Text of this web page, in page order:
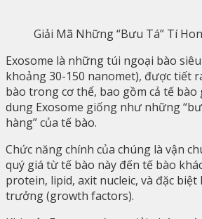
Giải Mã Những “Bưu Tá” Tí
Exosome là những túi ngoại bào
khoảng 30-150 nanomet), được tiết
bào trong cơ thể, bao gồm cả tế bào
dung Exosome giống như những
hàng” của tế bào.
Chức năng chính của chúng là vận
quý giá từ tế bào này đến tế bào
protein, lipid, axit nucleic, và đặc biệt
trưởng (growth factors).